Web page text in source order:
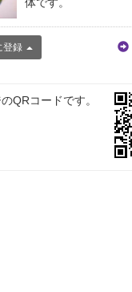
体です。
登録
QRコードです。